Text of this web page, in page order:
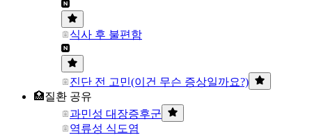
식사 후 불편함
진단 전 고민(이건 무슨 증상일까요?)
🏥질환 공유
과민성 대장증후군
역류성 식도염